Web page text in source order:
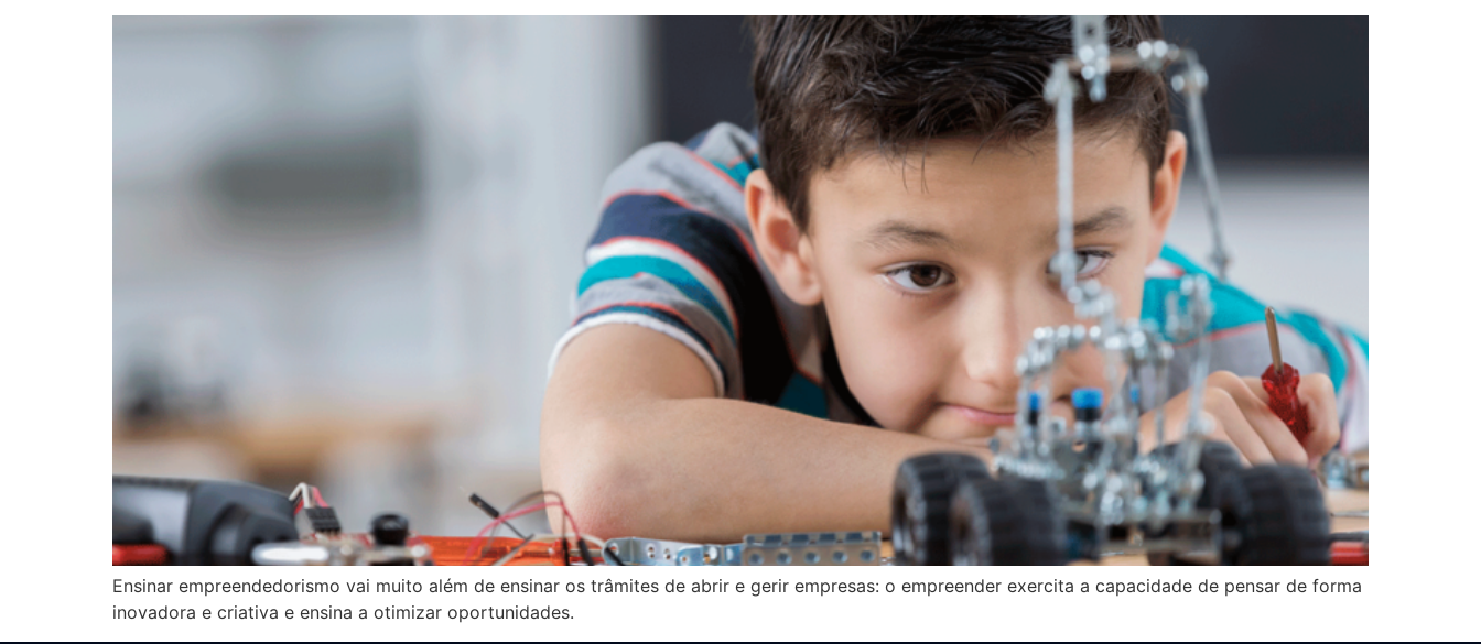
Ensinar empreendedorismo vai muito além de ensinar os trâmites de abrir e gerir empresas: o empreender exercita a capacidade de pensar de forma
inovadora e criativa e ensina a otimizar oportunidades.